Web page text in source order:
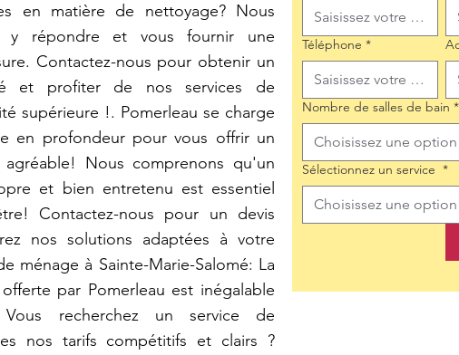
en matière de nettoyage? Nous
y répondre et vous fournir une
Contactez-nous pour obtenir un
et profiter de nos services de
supérieure !. Pomerleau se charge
en profondeur pour vous offrir un
Nous comprenons qu'un
et bien entretenu est essentiel
Contactez-nous pour un devis
nos solutions adaptées à votre
ménage à Sainte-Marie-Salomé: La
par Pomerleau est inégalable
recherchez un service de
nos tarifs compétitifs et clairs ?
Téléphone *
Nombre de salles de bain *
Choisissez une option
Sélectionnez un service *
Choisissez une option